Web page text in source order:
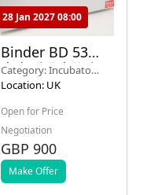
28 Jan 2027 08:00
Binder BD 53
桌上型微生物實
驗室培養箱
Category: Incubators
and Growth
Location: UK
Open for Price
Negotiation
GBP 900
Make Offer